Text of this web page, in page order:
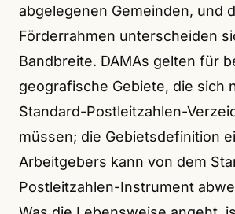
abgelegenen Gemeinden, und
Förderrahmen unterscheiden
Bandbreite. DAMAs gelten für
geografische Gebiete, die sich
Standard-Postleitzahlen-
müssen; die Gebietsdefinition
Arbeitgebers kann von dem
Postleitzahlen-Instrument